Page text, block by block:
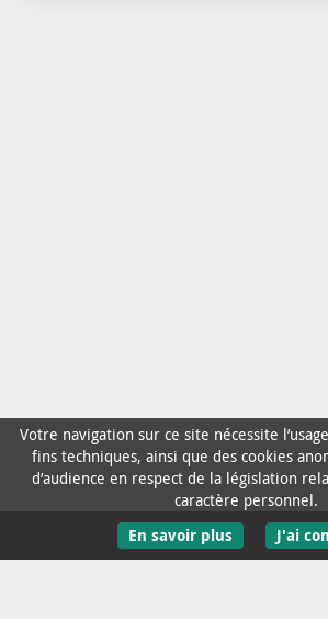
Votre navigation sur ce site nécessite
fins techniques, ainsi que des cookies
d’audience en respect de la législation
caractère personnel.
En savoir plus
J'ai